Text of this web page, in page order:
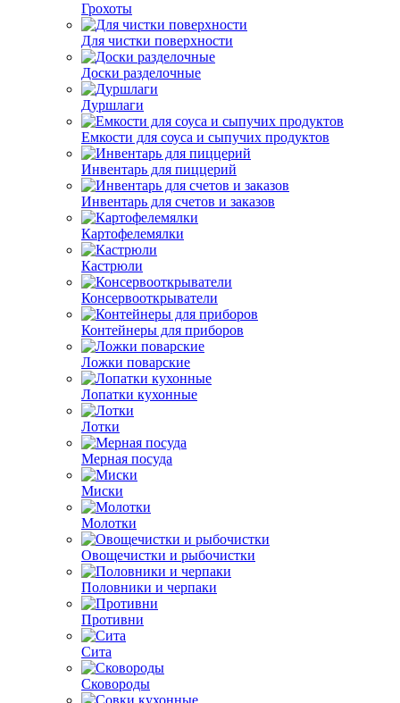
Грохоты
Для чистки поверхности
Доски разделочные
Дуршлаги
Емкости для соуса и сыпучих продуктов
Инвентарь для пиццерий
Инвентарь для счетов и заказов
Картофелемялки
Кастрюли
Консервооткрыватели
Контейнеры для приборов
Ложки поварские
Лопатки кухонные
Лотки
Мерная посуда
Миски
Молотки
Овощечистки и рыбочистки
Половники и черпаки
Противни
Сита
Сковороды